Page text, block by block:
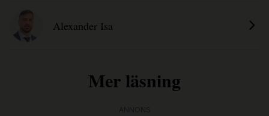
Alexander Isa
Mer läsning